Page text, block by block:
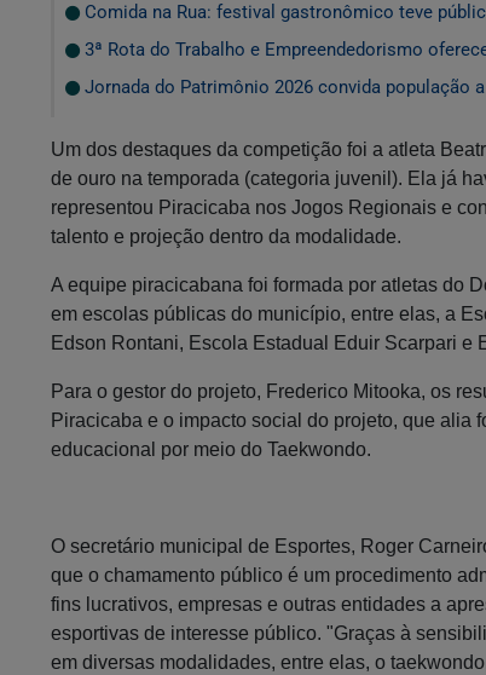
Comida na Rua: festival gastronômico teve
3ª Rota do Trabalho e Empreendedorismo
Jornada do Patrimônio 2026 convida população
Um dos destaques da competição foi a atleta
de ouro na temporada (categoria juvenil). Ela já
representou Piracicaba nos Jogos Regionais e
talento e projeção dentro da modalidade.
A equipe piracicabana foi formada por atletas do
em escolas públicas do município, entre elas, a
Edson Rontani, Escola Estadual Eduir Scarpari e
Para o gestor do projeto, Frederico Mitooka, os
Piracicaba e o impacto social do projeto, que
educacional por meio do Taekwondo.
O secretário municipal de Esportes, Roger
que o chamamento público é um procedimento
fins lucrativos, empresas e outras entidades a
esportivas de interesse público. "Graças à
em diversas modalidades, entre elas, o